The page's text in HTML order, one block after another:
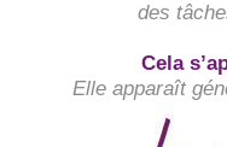
des
Cela
Elle apparaît